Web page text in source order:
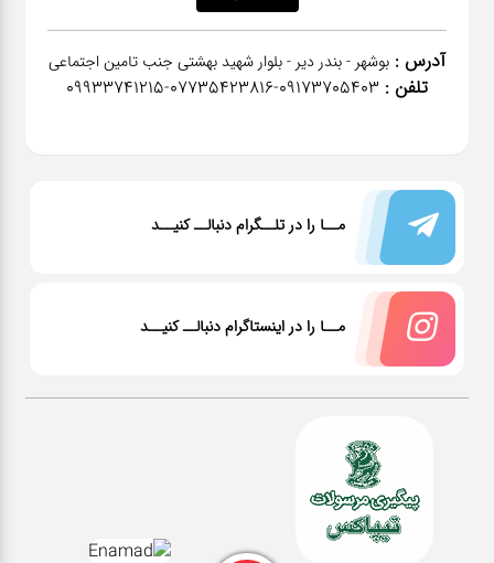
آدرس : بوشهر - بندر دیر - بلوار شهید بهشتی جنب تامین اجتماعی
تلفن : ٠٩١٧٣٧٠٥٤٠٣-07735423816-09933741215
مــا را در تلــگرام دنبالــ کنیــد
مــا را در اینستاگرام دنبالــ کنیــد